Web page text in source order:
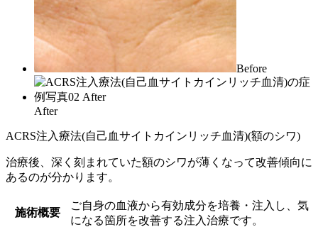
Before
After
ACRS注入療法(自己血サイトカインリッチ血清)(額のシワ)
治療後、深く刻まれていた額のシワが薄くなって改善傾向に
あるのが分かります。
施術概要
ご自身の血液から有効成分を培養・注入し、気
になる箇所を改善する注入治療です。